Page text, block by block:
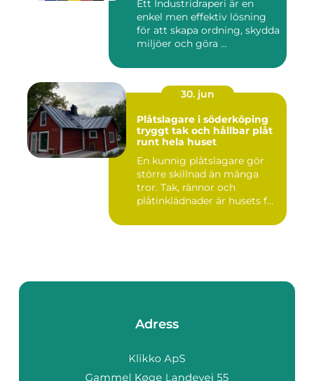
Ett Industridraperi är en
enkel men effektiv lösning
för att skapa ordning, skydda
miljöer och göra ...
30. jun
Plåtslagare i söderköping
tryggt tak och hållbar plåt
runt hela huset
En kunnig plåtslagare gör
större skillnad än många
tror. Tak, rännor och
plåtinklädnader är husets f...
Adress